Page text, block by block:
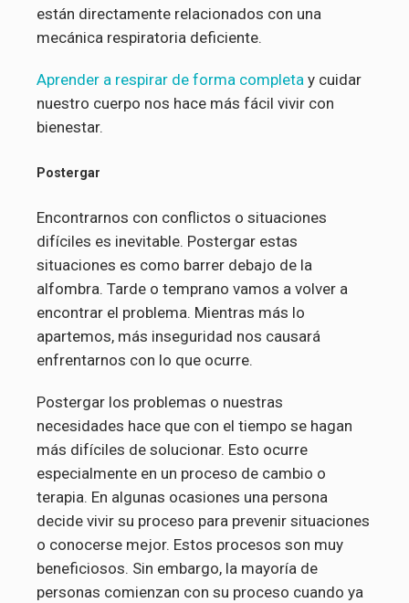
están directamente relacionados con una
mecánica respiratoria deficiente.
Aprender a respirar de forma completa y cuidar
nuestro cuerpo nos hace más fácil vivir con
bienestar.
Postergar
Encontrarnos con conflictos o situaciones
difíciles es inevitable. Postergar estas
situaciones es como barrer debajo de la
alfombra. Tarde o temprano vamos a volver a
encontrar el problema. Mientras más lo
apartemos, más inseguridad nos causará
enfrentarnos con lo que ocurre.
Postergar los problemas o nuestras
necesidades hace que con el tiempo se hagan
más difíciles de solucionar. Esto ocurre
especialmente en un proceso de cambio o
terapia. En algunas ocasiones una persona
decide vivir su proceso para prevenir situaciones
o conocerse mejor. Estos procesos son muy
beneficiosos. Sin embargo, la mayoría de
personas comienzan con su proceso cuando ya